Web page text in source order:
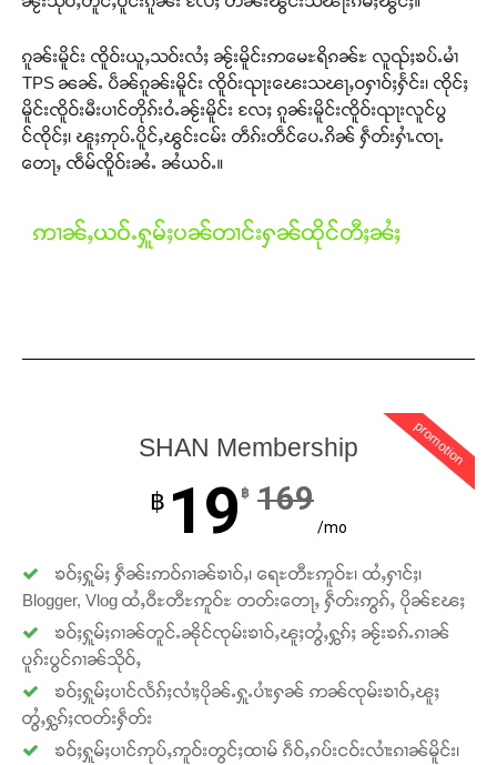
Support SHAN
တ်ႇ တူဝ်ႈလုမ်ႈၾႃႉၼၼ်ႉ ၶဝ်ႈႁူမ်ႈၵမ်ႉထႅမ် ၸုမ်းၶၢ
ဝ်ႇၽူႈတွႆႇႁွၵ်ႈ လႆႈယူႇၶႃႈဢေႃႈ။
ၵူၼ်းမိူင်း ၸိူဝ်းယူႇသဝ်းလႆႈ ၼႂ်းမိူင်းဢမေႊရိၵၼ်ႊ လူၺ်ႈၶပ်ႉမၢႆ
TPS ၼၼ်ႉ ပဵၼ်ၵူၼ်းမိူင်း ၸိူဝ်းၺႃးၽေးသၽႃႇဝႁၢဝ်ႈႁႅင်း၊ ၸိုင်ႈ
မိူင်းၸိူဝ်းမီးပၢင်တိုၵ်းဝႆႉၼႂ်းမိူင်း လႄႈ ၵူၼ်းမိူင်းၸိူဝ်းၺႃးလူင်ပွ
င်ၸိုင်ႈ၊ ၽူႈဢုပ်ႉပိူင်ႇၽွင်းငမ်း တဵၵ်းတဵင်ပေႉၵိၼ် ႁဵတ်းႁၢႆႉၸႃႉ
တေႃႇ ၸဵမ်ၸိူဝ်းၼႆႉ ၼႆယဝ်ႉ။
ဢၢၼ်ႇယဝ်ႉႁူမ်ႈပၼ်တၢင်းႁၼ်ထိုင်တီႈၼႆႈ
promotion
SHAN Membership
฿ 19 ฿ 169
/mo
ၶဝ်ႈႁူမ်ႈ ႁဵၼ်းဢဝ်ၵၢၼ်ၶၢဝ်ႇ၊ ရေႊတီႊဢူဝ်ႊ၊ ထႆႇႁၢင်ႈ၊
Blogger, Vlog ထႆႇဝီႊတီႊဢူဝ်ႊ တတ်းတေႃႇ ႁဵတ်းဢွၵ်ႇ ပိုၼ်ၽႄႈ
ၶဝ်ႈႁူမ်ႈၵၢၼ်တူင်ႉၼိုင်ၸုမ်းၶၢဝ်ႇၽူႈတွႆႇႁွၵ်ႈ ၼႂ်းၶၵ်ႉၵၢၼ်
ပူၵ်းပွင်ၵၢၼ်သိုဝ်ႇ
ၶဝ်ႈႁူမ်ႈပၢင်လႅၵ်ႈလၢႆႈပိုၼ်ႉႁူႉပၢႆးႁၼ် ဢၼ်ၸုမ်းၶၢဝ်ႇၽူႈ
တွႆႇႁွၵ်ႈၸတ်းႁဵတ်း
ၶဝ်ႈႁူမ်ႈပၢင်ဢုပ်ႇဢူဝ်းတွင်ႈထၢမ် ၵဵဝ်ႇၵပ်းငဝ်းလၢႆးၵၢၼ်မိူင်း၊